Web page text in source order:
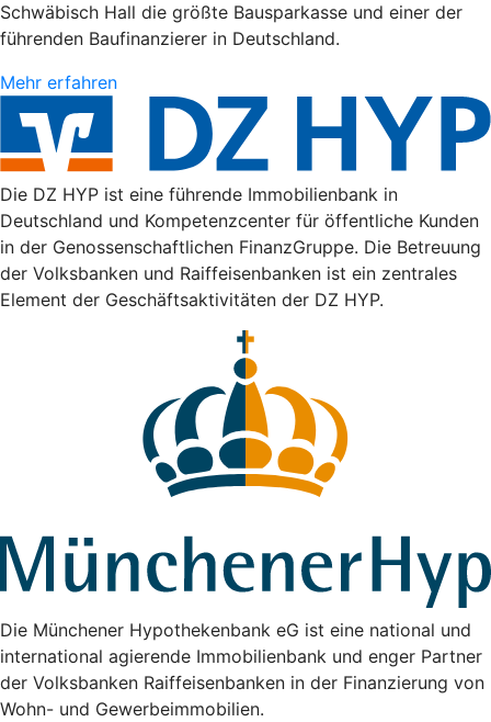
Schwäbisch Hall die größte Bausparkasse und einer der
führenden Baufinanzierer in Deutschland.
Mehr erfahren
Die DZ HYP ist eine führende Immobilienbank in
Deutschland und Kompetenzcenter für öffentliche Kunden
in der Genossenschaftlichen FinanzGruppe. Die Betreuung
der Volksbanken und Raiffeisenbanken ist ein zentrales
Element der Geschäftsaktivitäten der DZ HYP.
Die Münchener Hypothekenbank eG ist eine national und
international agierende Immobilienbank und enger Partner
der Volksbanken Raiffeisenbanken in der Finanzierung von
Wohn- und Gewerbeimmobilien.